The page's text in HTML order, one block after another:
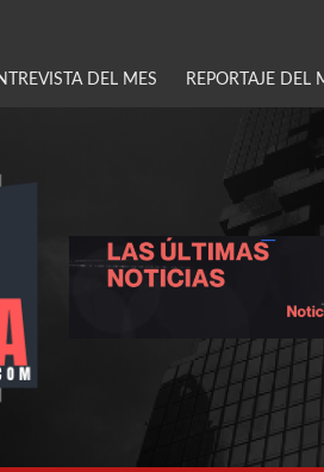
DEL MES REPORTAJE DEL